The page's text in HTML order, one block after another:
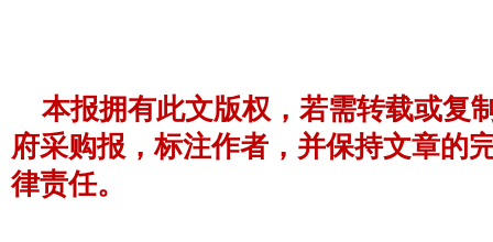
本报拥有此文版权，若需转载或复
府采购报，标注作者，并保持文章的
律责任。